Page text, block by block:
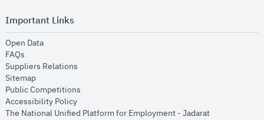
Important Links
Open Dataopens in new window
FAQs
Suppliers Relations
Sitemapopens in new window
Public Competitions
Accessibility Policyopens in new window
The National Unified Platform for Employment - Jadaratopens in new